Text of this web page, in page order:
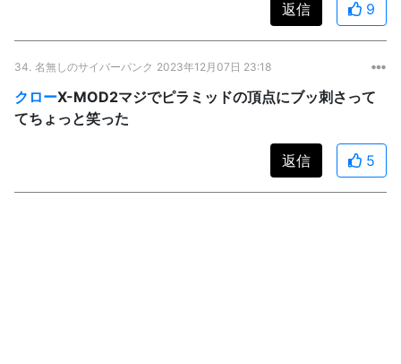
返信 9
34. 名無しのサイバーパンク 2023年12月07日 23:18
クローX-MOD2マジでピラミッドの頂点にブッ刺さって
てちょっと笑った
返信 5